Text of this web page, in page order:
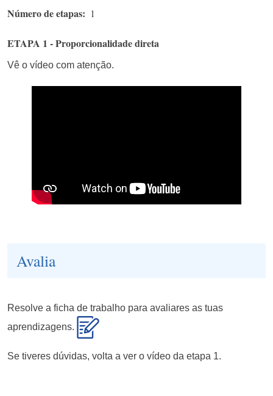
Número de etapas 1
ETAPA 1 - Proporcionalidade direta
Vê o vídeo com atenção.
Avalia
Resolve a ficha de trabalho para avaliares as tuas
aprendizagens.
Se tiveres dúvidas, volta a ver o vídeo da etapa 1.